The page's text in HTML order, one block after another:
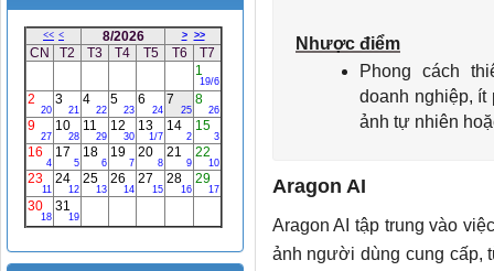
Nhược điểm
Phong cách
doanh nghiệp,
ảnh tự nhiên
Aragon AI
Aragon AI tập trung vào
ảnh người dùng cung cấp,